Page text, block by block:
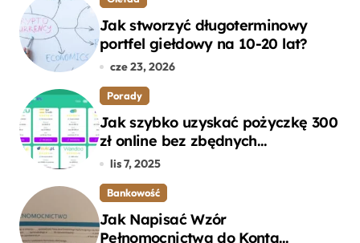
Jak stworzyć długoterminowy
portfel giełdowy na 10-20 lat?
cze 23, 2026
Porady
Jak szybko uzyskać pożyczkę 300
zł online bez zbędnych
formalności?
lis 7, 2025
Bankowość
Jak Napisać Wzór
Pełnomocnictwa do Konta